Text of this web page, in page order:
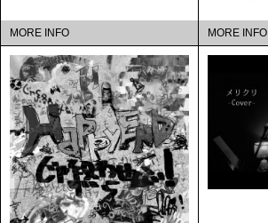
MORE INFO MORE INFO